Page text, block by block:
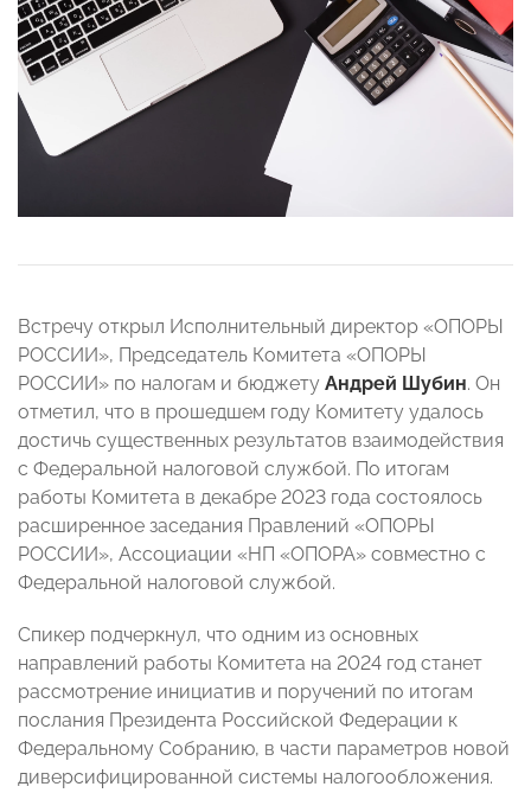
Встречу открыл Исполнительный директор «ОПОРЫ
РОССИИ», Председатель Комитета «ОПОРЫ
РОССИИ» по налогам и бюджету Андрей Шубин. Он
отметил, что в прошедшем году Комитету удалось
достичь существенных результатов взаимодействия
с Федеральной налоговой службой. По итогам
работы Комитета в декабре 2023 года состоялось
расширенное заседания Правлений «ОПОРЫ
РОССИИ», Ассоциации «НП «ОПОРА» совместно с
Федеральной налоговой службой.
Спикер подчеркнул, что одним из основных
направлений работы Комитета на 2024 год станет
рассмотрение инициатив и поручений по итогам
послания Президента Российской Федерации к
Федеральному Собранию, в части параметров новой
диверсифицированной системы налогообложения.